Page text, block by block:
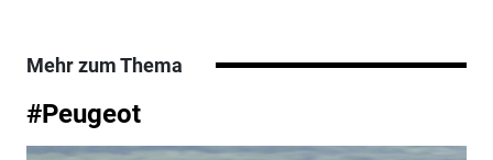
Mehr zum Thema
#Peugeot